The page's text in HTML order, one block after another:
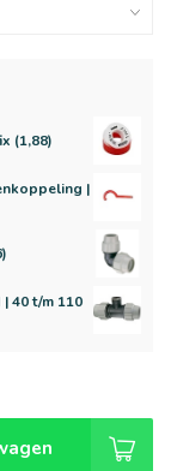
(1,88)
|
40 t/m 110